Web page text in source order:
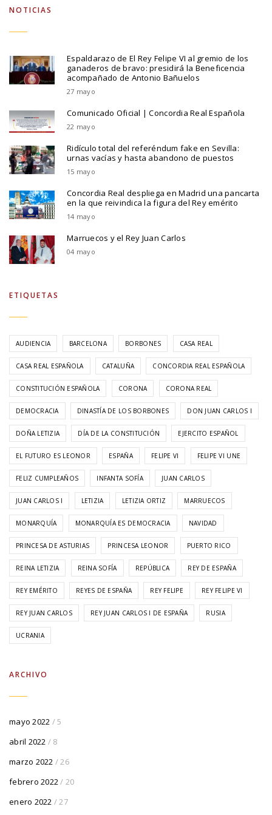
NOTICIAS
Espaldarazo de El Rey Felipe VI al gremio de los
ganaderos de bravo: presidirá la Beneficencia
acompañado de Antonio Bañuelos
27 mayo
Comunicado Oficial | Concordia Real Española
22 mayo
Ridículo total del referéndum fake en Sevilla:
urnas vacías y hasta abandono de puestos
15 mayo
Concordia Real despliega en Madrid una pancarta
en la que reivindica la figura del Rey emérito
14 mayo
Marruecos y el Rey Juan Carlos
04 mayo
ETIQUETAS
AUDIENCIA BARCELONA BORBONES CASA REAL
CASA REAL ESPAÑOLA CATALUÑA CONCORDIA REAL ESPAÑOLA
CONSTITUCIÓN ESPAÑOLA CORONA CORONA REAL
DEMOCRACIA DINASTÍA DE LOS BORBONES DON JUAN CARLOS I
DOÑA LETIZIA DÍA DE LA CONSTITUCIÓN EJERCITO ESPAÑOL
EL FUTURO ES LEONOR ESPAÑA FELIPE VI FELIPE VI UNE
FELIZ CUMPLEAÑOS INFANTA SOFÍA JUAN CARLOS
JUAN CARLOS I LETIZIA LETIZIA ORTIZ MARRUECOS
MONARQUÍA MONARQUÍA ES DEMOCRACIA NAVIDAD
PRINCESA DE ASTURIAS PRINCESA LEONOR PUERTO RICO
REINA LETIZIA REINA SOFÍA REPÚBLICA REY DE ESPAÑA
REY EMÉRITO REYES DE ESPAÑA REY FELIPE REY FELIPE VI
REY JUAN CARLOS REY JUAN CARLOS I DE ESPAÑA RUSIA
UCRANIA
ARCHIVO
mayo 2022 / 5
abril 2022 / 8
marzo 2022 / 26
febrero 2022/ 20
enero 2022 / 27